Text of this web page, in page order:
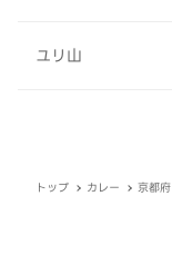
ユリ山
トップ カレー 京都府